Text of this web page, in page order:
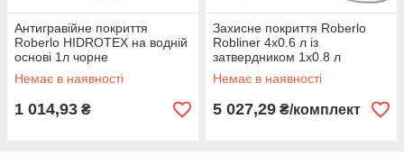
Антигравійне покриття
Roberlo HIDROTEX на водній
основі 1л чорне
Немає в наявності
1 014,93 ₴
Захисне покриття Roberlo
Robliner 4x0.6 л із
затвердником 1x0.8 л
тонуюче
Немає в наявності
5 027,29 ₴/комплект